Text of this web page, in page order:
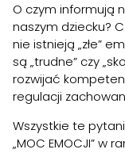
O czym informują
naszym dziecku?
nie istnieją „złe”
są „trudne” czy
rozwijać
regulacji
Wszystkie te
„MOC EMOCJI” w